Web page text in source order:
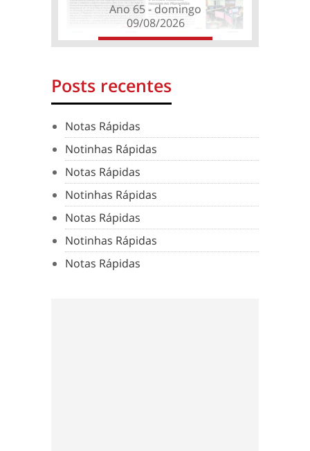
Ano 65 - domingo
09/08/2026
Posts recentes
Notas Rápidas
Notinhas Rápidas
Notas Rápidas
Notinhas Rápidas
Notas Rápidas
Notinhas Rápidas
Notas Rápidas